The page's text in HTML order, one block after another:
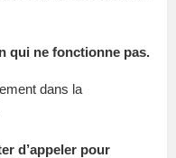
qui ne fonctionne pas.
dans la
d’appeler pour